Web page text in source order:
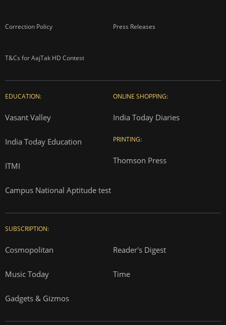
Correction Policy Press Releases
T&Cs for AajTak HD Contest
EDUCATION:
Vasant Valley
India Today Education
ITMI
Campus National Aptitude test
ONLINE SHOPPING:
India Today Diaries
PRINTING:
Thomson Press
SUBSCRIPTION:
Cosmopolitan Reader's Digest
Music Today Time
Gadgets & Gizmos